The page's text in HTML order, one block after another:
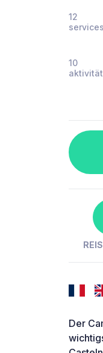
12
services
10
Der